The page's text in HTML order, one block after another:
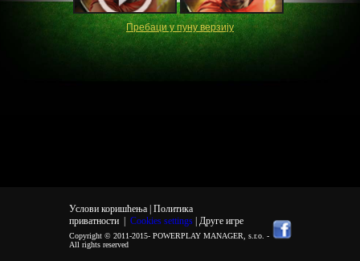
Пребаци у пуну верзију
Услови коришћења | Политика
приватности| Cookies settings | Друге игре
Copyright © 2011-2015- POWERPLAY MANAGER, s.r.o. -
All rights reserved